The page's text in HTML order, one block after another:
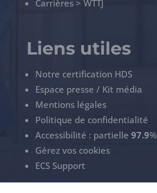
Carrières > WTTJ
Liens utiles
Notre certification HDS
Espace presse / Kit média
Mentions légales
Politique de confidentialité
Accessibilité : partielle 97.9%
Gérez vos cookies
ECS Support